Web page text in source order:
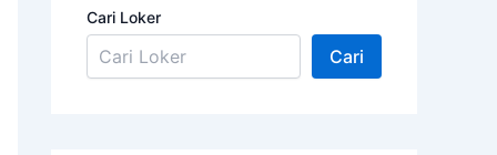
Cari Loker
Cari